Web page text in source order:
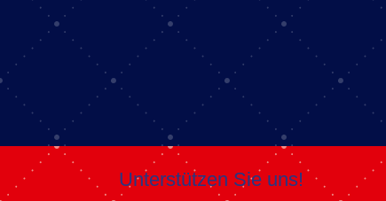
Unterstützen Sie uns!